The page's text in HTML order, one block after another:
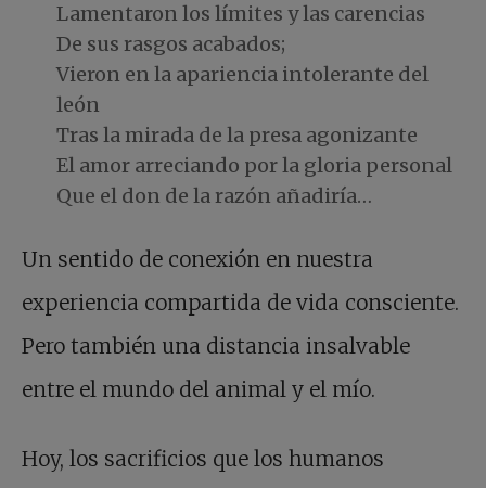
Lamentaron los límites y las carencias
De sus rasgos acabados;
Vieron en la apariencia intolerante del
león
Tras la mirada de la presa agonizante
El amor arreciando por la gloria personal
Que el don de la razón añadiría…
Un sentido de conexión en nuestra
experiencia compartida de vida consciente.
Pero también una distancia insalvable
entre el mundo del animal y el mío.
Hoy, los sacrificios que los humanos